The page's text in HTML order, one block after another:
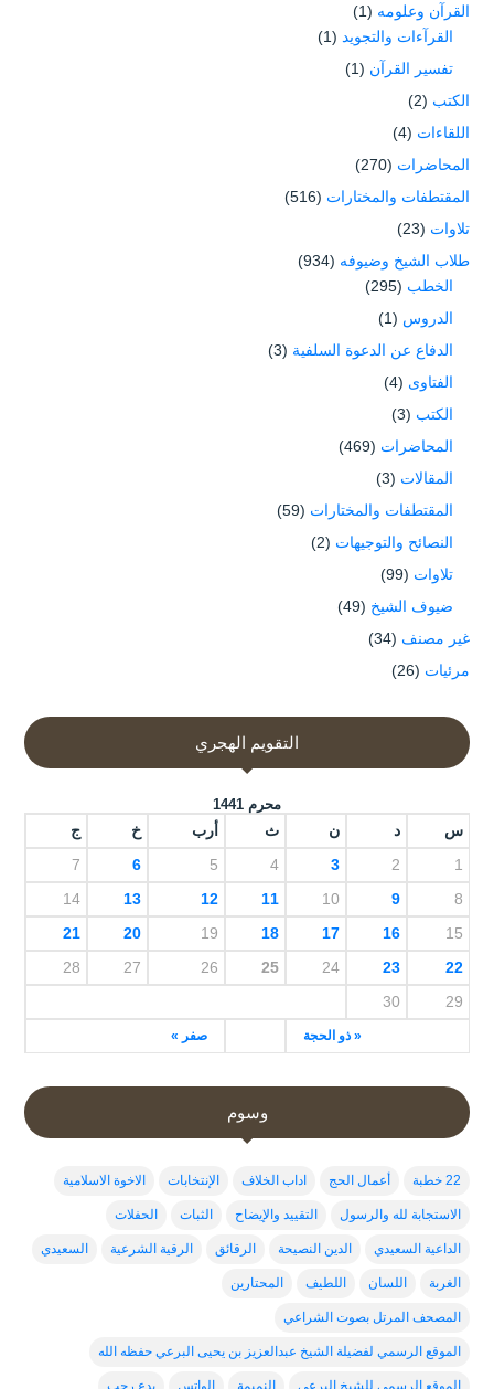
القرآن وعلومه (1)
القرآءات والتجويد (1)
تفسير القرآن (1)
الكتب (2)
اللقاءات (4)
المحاضرات (270)
المقتطفات والمختارات (516)
تلاوات (23)
طلاب الشيخ وضيوفه (934)
الخطب (295)
الدروس (1)
الدفاع عن الدعوة السلفية (3)
الفتاوى (4)
الكتب (3)
المحاضرات (469)
المقالات (3)
المقتطفات والمختارات (59)
النصائح والتوجيهات (2)
تلاوات (99)
ضيوف الشيخ (49)
غير مصنف (34)
مرئيات (26)
التقويم الهجري
محرم 1441
س د ن ث أرب خ ج
« ذو الحجة صفر »
1
2
3
4
5
6
7
8
9
10
11
12
13
14
15
16
17
18
19
20
21
22
23
24
25
26
27
28
29
30
وسوم
22 خطبة أعمال الحج اداب الخلاف الإنتخابات الاخوة الاسلامية
الاستجابة لله والرسول التقييد والإيضاح الثبات الحفلات
الداعية السعيدي الدين النصيحة الرقائق الرقية الشرعية السعيدي
الغربة اللسان اللطيف المحتارين
المصحف المرتل بصوت الشراعي
الموقع الرسمي لفضيلة الشيخ عبدالعزيز بن يحيى البرعي حفظه الله
الموقع الرسمي للشيخ البرعي النميمة الواتس بدع رجب